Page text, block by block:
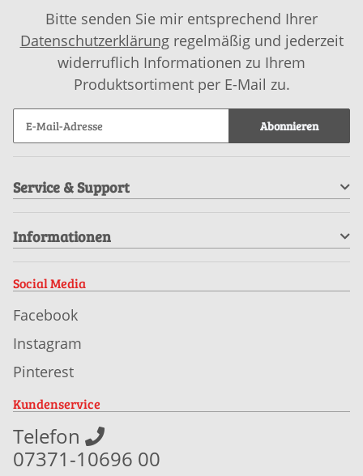
Bitte senden Sie mir entsprechend Ihrer
Datenschutzerklärungregelmäßig und jederzeit
widerruflich Informationen zu Ihrem
Produktsortiment per E-Mail zu.
Abonnieren
Service & Support
Informationen
Social Media
Facebook
Instagram
Pinterest
Kundenservice
Telefon
07371-10696 00